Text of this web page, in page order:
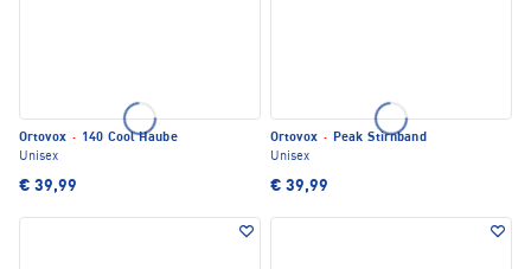
Ortovox · 140 Cool Haube
Unisex
€ 39,99
Ortovox · Peak Stirnband
Unisex
€ 39,99